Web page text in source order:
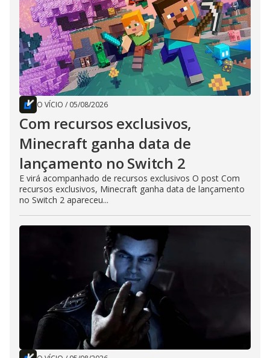
O VÍCIO / 05/08/2026
Com recursos exclusivos,
Minecraft ganha data de
lançamento no Switch 2
E virá acompanhado de recursos exclusivos O post Com
recursos exclusivos, Minecraft ganha data de lançamento
no Switch 2 apareceu...